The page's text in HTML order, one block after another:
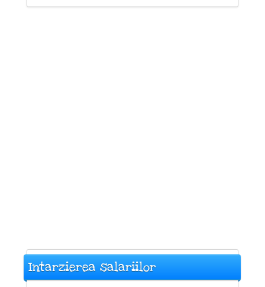
Intarzierea salariilor